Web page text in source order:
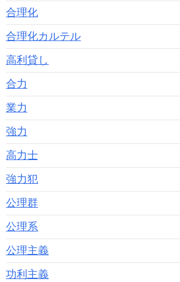
合理化
合理化カルテル
高利貸し
合力
業力
強力
高力士
強力犯
公理群
公理系
公理主義
功利主義